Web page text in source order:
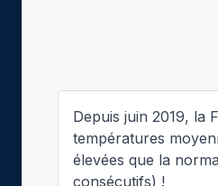
Depuis juin 2019, la
températures
élevées que la
consécutifs) !